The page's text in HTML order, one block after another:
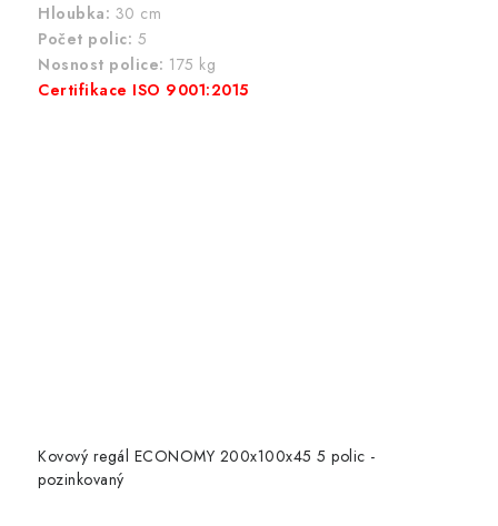
Hloubka: 30 cm
Počet polic: 5
Nosnost police: 175 kg
Certifikace ISO 9001:2015
Kovový regál ECONOMY 200x100x45 5 polic -
pozinkovaný